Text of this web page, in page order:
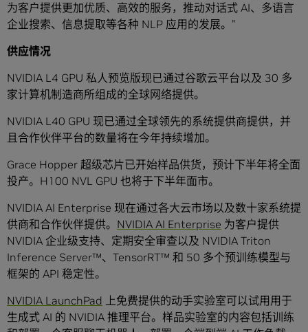
为客户提供更加优质、高效的服务，推动对话式 AI、多语言
企业搜索、信息提取等各种 NLP 应用的发展。”
供应情况
NVIDIA L4 GPU 私人预览版现已通过谷歌云平台以及 30 多
家计算机制造商所组成的全球网络提供。
NVIDIA L40 GPU 现已通过全球领先的系统提供商提供，并
且合作伙伴平台的数量将在今年持续增加。
Grace Hopper 超级芯片已开始样品供货，预计下半年将全面
投产。H100 NVL GPU 也将于下半年面市。
NVIDIA AI Enterprise 现在通过各大云市场以及数十家系统提
供商和合作伙伴提供。 NVIDIA AI Enterprise 为客户提供
NVIDIA 企业级支持、定期安全审查以及 NVIDIA Triton
Inference Server™、TensorRT™ 和 50 多个预训练模型与
框架的 API 稳定性。
NVIDIA LaunchPad 上免费提供的动手实验室可以试用用于
生成式 AI 的 NVIDIA 推理平台。样品实验室的内容包括训练